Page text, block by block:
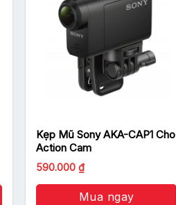
Kẹp Mũ Sony AKA-CAP1 Cho
Action Cam
590.000₫
Mua ngay